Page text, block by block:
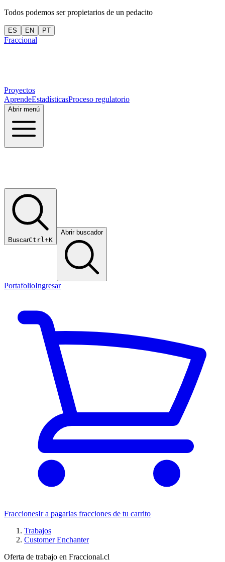
Todos podemos ser propietarios de un pedacito
ES EN PT
Fraccional
Proyectos
AprendeEstadísticasProceso regulatorio
Abrir menú
BuscarCtrl+K
Abrir buscador
PortafolioIngresar
FraccionesIr a pagarlas fracciones de tu carrito
Trabajos
Customer Enchanter
Oferta de trabajo en Fraccional.cl